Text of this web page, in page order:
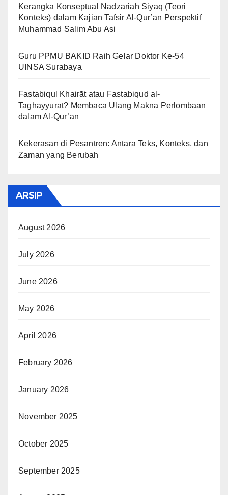
Kerangka Konseptual Nadzariah Siyaq (Teori
Konteks) dalam Kajian Tafsir Al-Qur’an Perspektif
Muhammad Salim Abu Asi
Guru PPMU BAKID Raih Gelar Doktor Ke-54
UINSA Surabaya
Fastabiqul Khairāt atau Fastabiqud al-
Taghayyurat? Membaca Ulang Makna Perlombaan
dalam Al-Qur’an
Kekerasan di Pesantren: Antara Teks, Konteks, dan
Zaman yang Berubah
ARSIP
August 2026
July 2026
June 2026
May 2026
April 2026
February 2026
January 2026
November 2025
October 2025
September 2025